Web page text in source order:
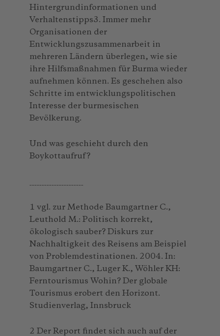
Hintergrundinformationen und
Verhaltenstipps3. Immer mehr
Organisationen der
Entwicklungszusammenarbeit in
mehreren Ländern überlegen, wie sie
ihre Hilfsmaßnahmen für Burma wieder
aufnehmen können. Es geschehen also
Schritte im entwicklungspolitischen
Interesse der burmesischen
Bevölkerung.
Und was geschieht durch den
Boykottaufruf?
1 vgl. zur Methode Baumgartner C.,
Leuthold M.: Politisch korrekt,
ökologisch sauber? Diskurs zur
Nachhaltigkeit des Reisens am Beispiel
von Problemdestinationen. 2004. In:
Baumgartner C., Luger K., Wöhler KH:
Ferntourismus Wohin? Der globale
Tourismus erobert den Horizont.
Studienverlag, Innsbruck
2 Der Report findet sich auch auf der